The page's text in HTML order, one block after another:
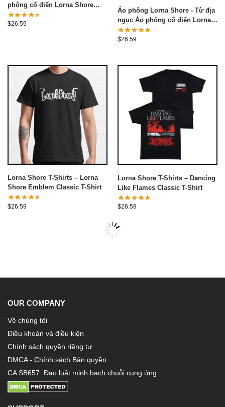
phông cổ điển Lorna Shore
Mountains
$26.59
Áo phông Lorna Shore - Từ địa
ngục Áo phông cổ điển Lorna
Shore
$26.59
Lorna Shore T-Shirts – Lorna
Shore Emblem Classic T-Shirt
$26.59
Lorna Shore T-Shirts – Dancing
Like Flames Classic T-Shirt
$26.59
OUR COMPANY
Về chúng tôi
Điều khoản và điều kiện
Chính sách quyền riêng tư
DMCA - Chính sách Bản quyền
CA SB657: Đạo luật minh bạch chuỗi cung ứng